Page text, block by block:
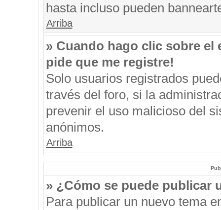
hasta incluso pueden
Arriba
» Cuando hago clic sobre el
pide que me registre!
Solo usuarios registrados
través del foro, si la
prevenir el uso malicioso del
anónimos.
Arriba
» ¿Cómo se puede publicar
Para publicar un nuevo tema